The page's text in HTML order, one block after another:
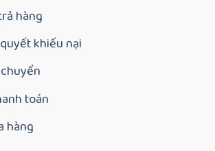
hàng
khiếu nại
toán
hàng